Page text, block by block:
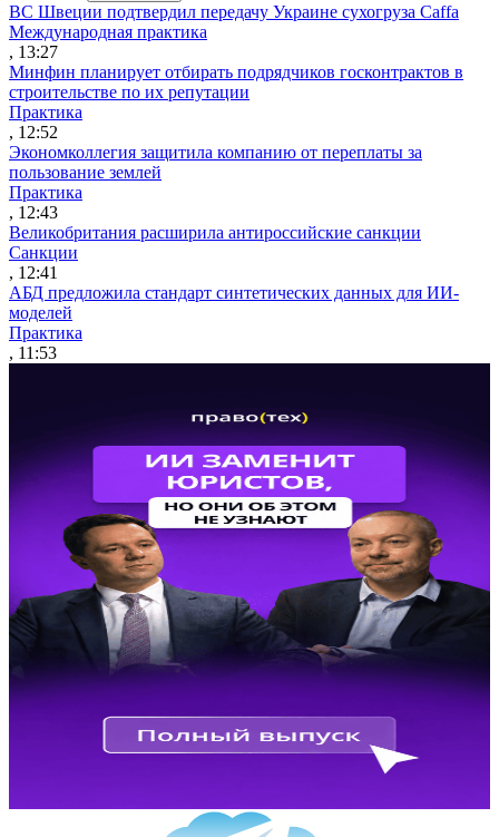
ВС Швеции подтвердил передачу Украине сухогруза Caffa
Международная практика
, 13:27
Минфин планирует отбирать подрядчиков госконтрактов в
строительстве по их репутации
Практика
, 12:52
Экономколлегия защитила компанию от переплаты за
пользование землей
Практика
, 12:43
Великобритания расширила антироссийские санкции
Санкции
, 12:41
АБД предложила стандарт синтетических данных для ИИ-
моделей
Практика
, 11:53